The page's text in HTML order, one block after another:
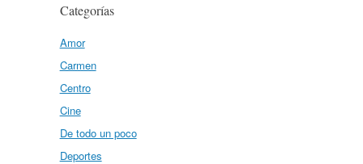
Categorías
Amor
Carmen
Centro
Cine
De todo un poco
Deportes